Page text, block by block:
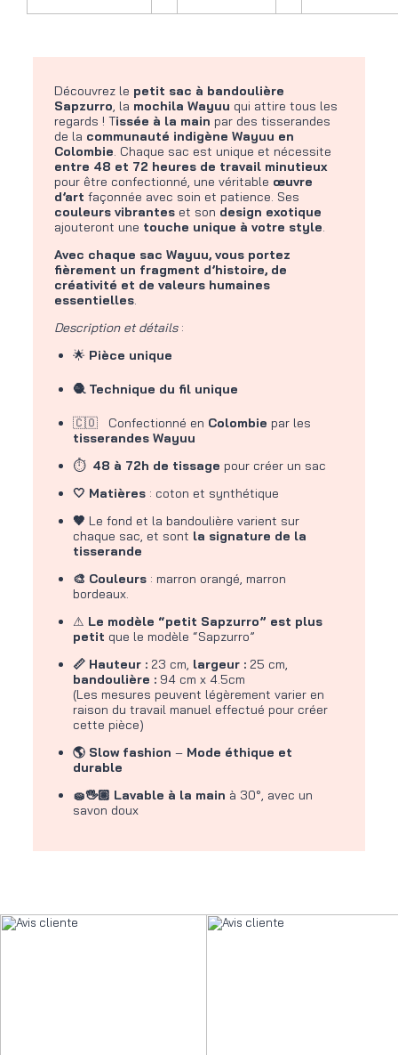
Découvrez le petit sac à bandoulière
Sapzurro, la mochila Wayuu qui attire tous les
regards ! Tissée à la main par des tisserandes
de la communauté indigène Wayuu en
Colombie. Chaque sac est unique et nécessite
entre 48 et 72 heures de travail minutieux
pour être confectionné, une véritable œuvre
d’art façonnée avec soin et patience. Ses
couleurs vibrantes et son design exotique
ajouteront une touche unique à votre style.
Avec chaque sac Wayuu, vous portez
fièrement un fragment d’histoire, de
créativité et de valeurs humaines
essentielles.
Description et détails:
🌟 Pièce unique
🧶 Technique du fil unique
🇨🇴 Confectionné en Colombie par les
tisserandes Wayuu
⏱ 48 à 72h de tissage pour créer un sac
🤍 Matières : coton et synthétique
🤎 Le fond et la bandoulière varient sur
chaque sac, et sont la signature de la
tisserande
🎨 Couleurs : marron orangé, marron
bordeaux.
⚠ Le modèle “petit Sapzurro” est plus
petit que le modèle “Sapzurro”
📏 Hauteur : 23 cm, largeur : 25 cm,
bandoulière : 94 cm x 4.5cm
(Les mesures peuvent légèrement varier en
raison du travail manuel effectué pour créer
cette pièce)
🌎 Slow fashion – Mode éthique et
durable
🧽🖐🏽 Lavable à la main à 30°, avec un
savon doux